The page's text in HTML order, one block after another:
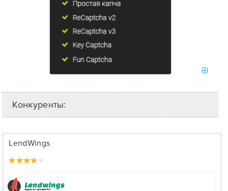
Конкуренты:
LendWings